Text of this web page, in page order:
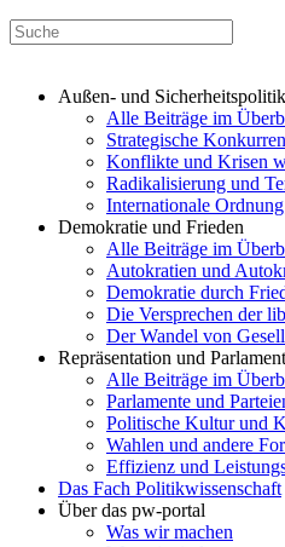
Außen- und Sicherheitspolitik
Alle Beiträge im
Strategische
Konflikte und Krisen
Radikalisierung und
Internationale
Demokratie und Frieden
Alle Beiträge im
Autokratien und
Demokratie durch
Die Versprechen der
Der Wandel von
Repräsentation und
Alle Beiträge im
Parlamente und
Politische Kultur und
Wahlen und andere
Effizienz und
Das Fach Politikwissenschaft
Über das pw-portal
Was wir machen